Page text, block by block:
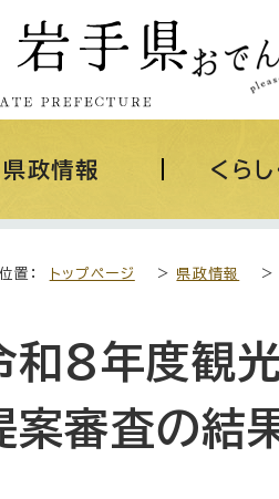
県政情報 くらし
置： トップページ > 県政情報 >
和8年度観
案審査の結